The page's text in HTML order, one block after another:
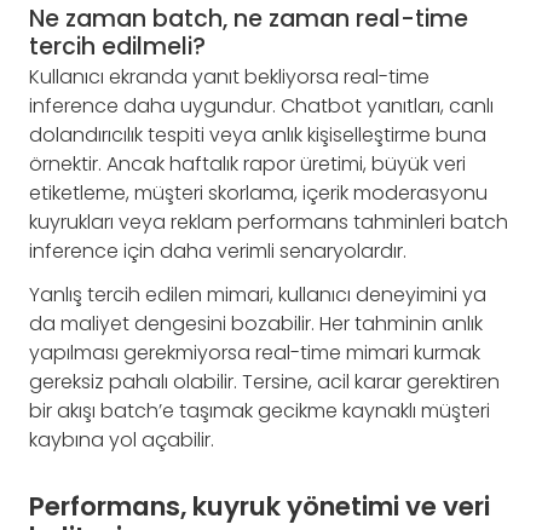
Ne zaman batch, ne zaman real-time
tercih edilmeli?
Kullanıcı ekranda yanıt bekliyorsa real-time
inference daha uygundur. Chatbot yanıtları, canlı
dolandırıcılık tespiti veya anlık kişiselleştirme buna
örnektir. Ancak haftalık rapor üretimi, büyük veri
etiketleme, müşteri skorlama, içerik moderasyonu
kuyrukları veya reklam performans tahminleri batch
inference için daha verimli senaryolardır.
Yanlış tercih edilen mimari, kullanıcı deneyimini ya
da maliyet dengesini bozabilir. Her tahminin anlık
yapılması gerekmiyorsa real-time mimari kurmak
gereksiz pahalı olabilir. Tersine, acil karar gerektiren
bir akışı batch’e taşımak gecikme kaynaklı müşteri
kaybına yol açabilir.
Performans, kuyruk yönetimi ve veri